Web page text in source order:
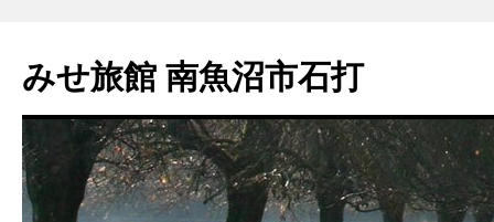
テ
ン
ス
キ
ッ
プ
みせ旅館 南魚沼市石打